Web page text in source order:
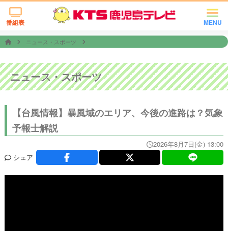
MENU
番組表
ニュース・スポーツ
ニュース・スポーツ
【台風情報】暴風域のエリア、今後の進路は？気象
予報士解説
2026年8月7日(金) 13:00
シェア